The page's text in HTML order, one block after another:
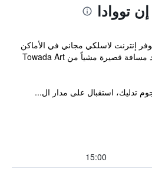
تووادا
إنترنت لاسلكي مجاني في الأماكن
العامة. كما يقع الفندق على بعد مسافة قصيرة مشياً من Towada Art
15:00